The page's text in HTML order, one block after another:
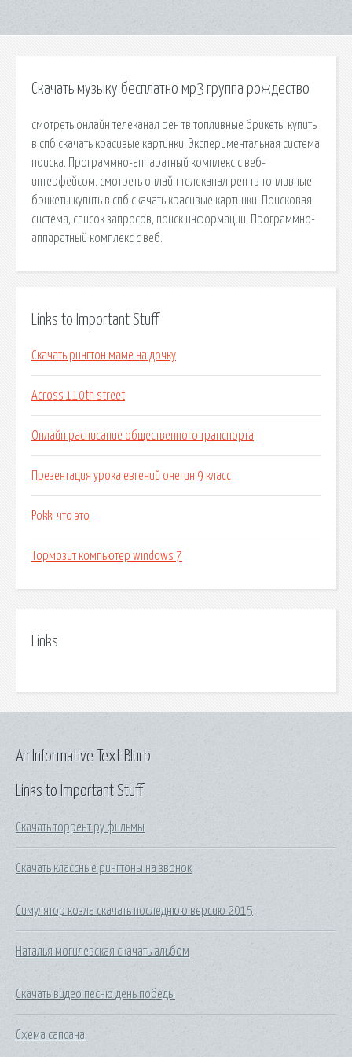
Скачать музыку бесплатно мр3 группа рождество
смотреть онлайн телеканал рен тв топливные брикеты купить
в спб скачать красивые картинки. Экспериментальная система
поиска. Программно-аппаратный комплекс с веб-
интерфейсом. смотреть онлайн телеканал рен тв топливные
брикеты купить в спб скачать красивые картинки. Поисковая
сиcтема, список запросов, поиск информации. Программно-
аппаратный комплекс с веб.
Links to Important Stuff
Скачать рингтон маме на дочку
Across 110th street
Онлайн расписание общественного транспорта
Презентация урока евгений онегин 9 класс
Pokki что это
Тормозит компьютер windows 7
Links
Links to Important Stuff
Скачать торрент ру фильмы
Скачать классные рингтоны на звонок
Симулятор козла скачать последнюю версию 2015
Наталья могилевская скачать альбом
Скачать видео песню день победы
Схема сапсана
An Informative Text Blurb